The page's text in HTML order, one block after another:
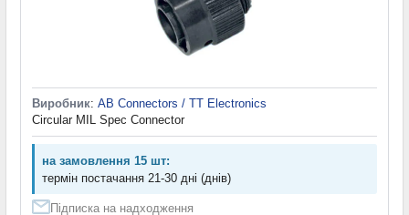
Виробник: AB Connectors / TT Electronics
Circular MIL Spec Connector
на замовлення 15 шт:
термін постачання 21-30 дні (днів)
Підписка на надходження